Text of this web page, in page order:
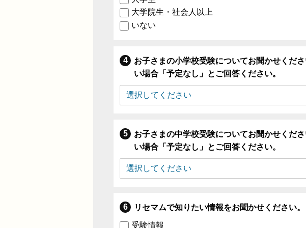
大学院生・社会人以上
いない
お子さまの小学校受験についてお聞かせくだ
い場合「予定なし」とご回答ください。
お子さまの中学校受験についてお聞かせくだ
い場合「予定なし」とご回答ください。
リセマムで知りたい情報をお聞かせください。
受験情報